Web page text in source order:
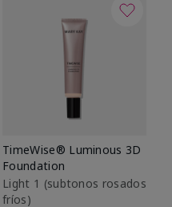
TimeWise® Luminous 3D
Foundation
Light 1​ (subtonos rosados
fríos)